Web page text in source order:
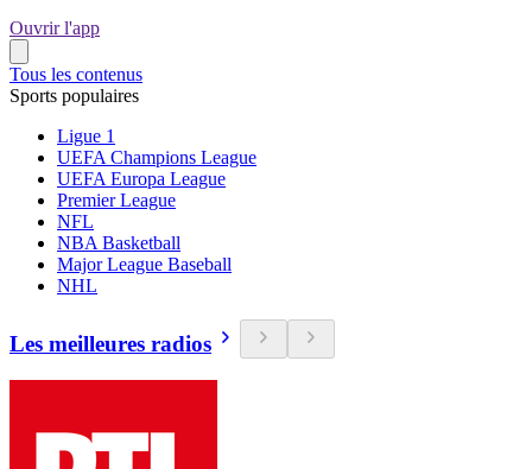
Ouvrir l'app
Tous les contenus
Sports populaires
Ligue 1
UEFA Champions League
UEFA Europa League
Premier League
NFL
NBA Basketball
Major League Baseball
NHL
Les meilleures radios